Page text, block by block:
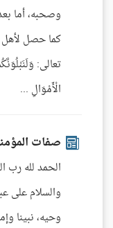
وصحبه، أما
كما حصل لأهل
تعالى:
الْأَمْوَالِ ...
صفات
الحمد لله رب
والسلام على
وحيه، نبينا